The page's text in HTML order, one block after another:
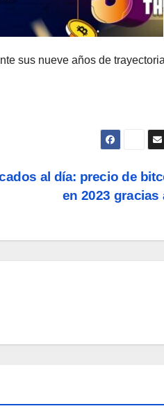
sus nueve años de
al día: precio de
en 2023 gracias